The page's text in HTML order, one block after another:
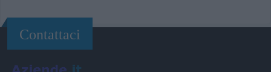
Contattaci